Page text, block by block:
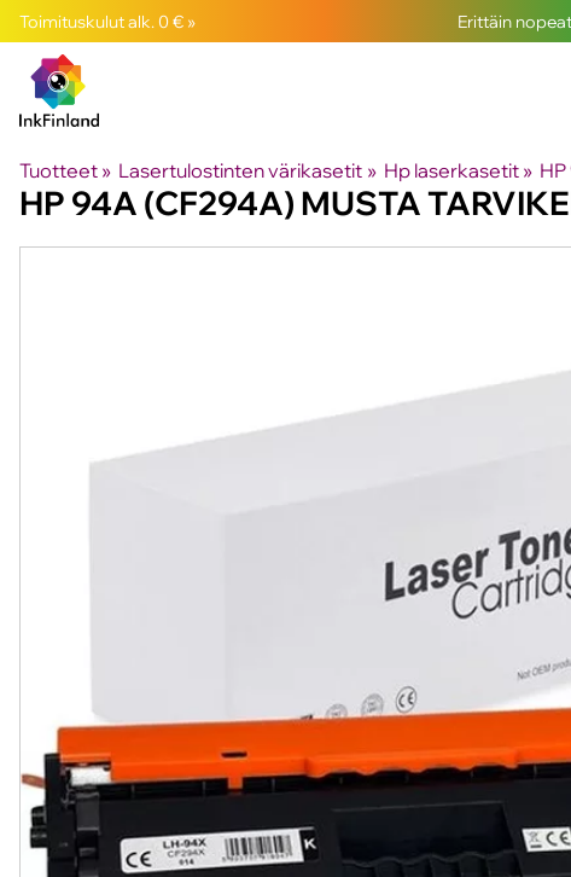
Toimituskulut alk. 0 € » Erittäin
Tuotteet ‪» Lasertulostinten värikasetit ‪» Hp laserkasetit ‪»
HP 94A (CF294A) MUSTA